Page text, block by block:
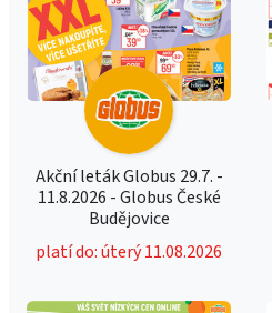
Akční leták Globus 29.7. -
11.8.2026 - Globus České
Budějovice
platí do: úterý 11.08.2026